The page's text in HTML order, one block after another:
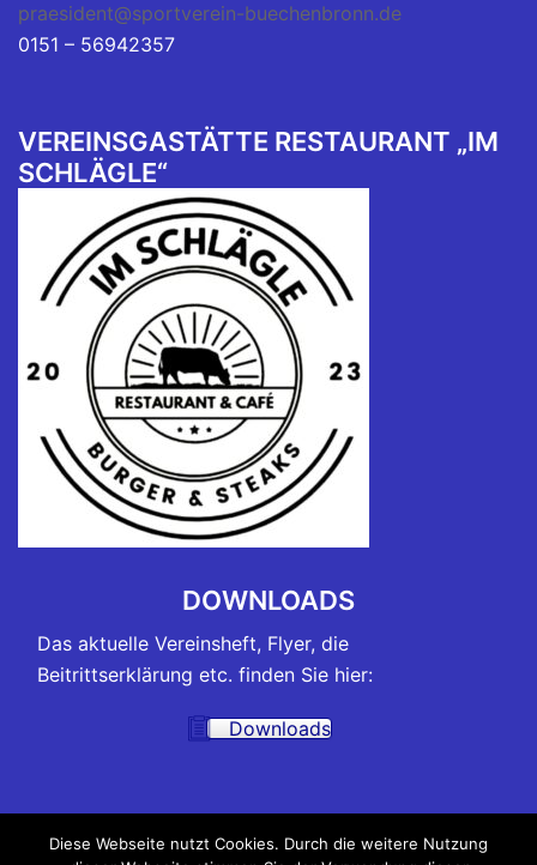
praesident@sportverein-buechenbronn.de
0151 – 56942357
VEREINSGASTÄTTE RESTAURANT „IM
SCHLÄGLE“
DOWNLOADS
Das aktuelle Vereinsheft, Flyer, die
Beitrittserklärung etc. finden Sie hier:
Downloads
TRAININGSZEITEN
Diese Webseite nutzt Cookies. Durch die weitere Nutzung